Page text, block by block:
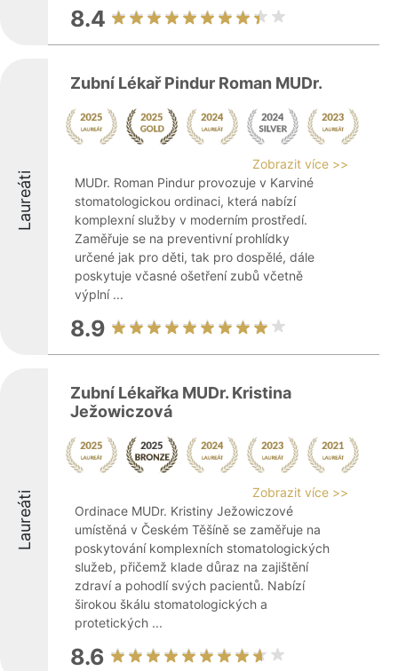
8.4
Laureáti
Zubní Lékař Pindur Roman MUDr.
Zobrazit více >>
MUDr. Roman Pindur provozuje v Karviné
stomatologickou ordinaci, která nabízí
komplexní služby v moderním prostředí.
Zaměřuje se na preventivní prohlídky
určené jak pro děti, tak pro dospělé, dále
poskytuje včasné ošetření zubů včetně
výplní ...
8.9
Laureáti
Zubní Lékařka MUDr. Kristina
Ježowiczová
Zobrazit více >>
Ordinace MUDr. Kristiny Ježowiczové
umístěná v Českém Těšíně se zaměřuje na
poskytování komplexních stomatologických
služeb, přičemž klade důraz na zajištění
zdraví a pohodlí svých pacientů. Nabízí
širokou škálu stomatologických a
protetických ...
8.6